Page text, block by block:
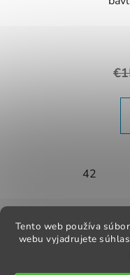
Tento web používa
webu vyjadrujete
42
Z
Kontakt Obchodné
Reklamačný